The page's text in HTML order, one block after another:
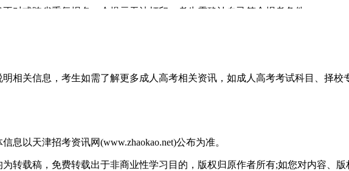
或跨省重复报名，会提示无法打印。考生需确认自己符合报考条件。
填报了健康监测小程序(如有要求)，以确保考前重要事项能及时通知到考生。
、考场信息等完整无误。准考证正反面不能有任何涂改或书写，否则会被视
管，避免遗失或损坏。
相关信息，考生如需了解更多成人高考相关资讯，如成人高考考试科目、择
息以天津招考资讯网(www.zhaokao.net)公布为准。
转载稿，免费转载出于非商业性学习目的，版权归原作者所有;如您对内容、